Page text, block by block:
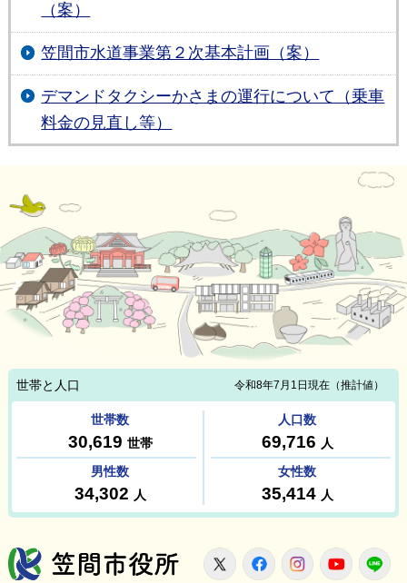
（案）
笠間市水道事業第２次基本計画（案）
デマンドタクシーかさまの運行について（乗車
料金の見直し等）
笠間市役所
X FacebookInstagram